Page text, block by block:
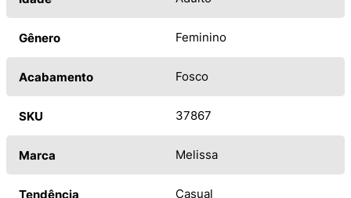
Gênero Feminino
Acabamento Fosco
SKU 37867
Marca Melissa
Tendência Casual